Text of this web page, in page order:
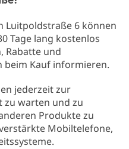
Luitpoldstraße 6 können
Tage lang kostenlos
Rabatte und
beim Kauf informieren.
jederzeit zur
warten und zu
Produkte zu
Mobiltelefone,